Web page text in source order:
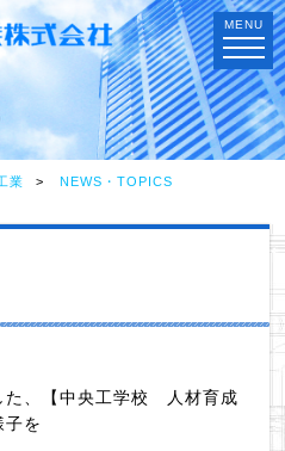
MENU
業
NEWS・TOPICS
た、【中央工学校 人材育成
を